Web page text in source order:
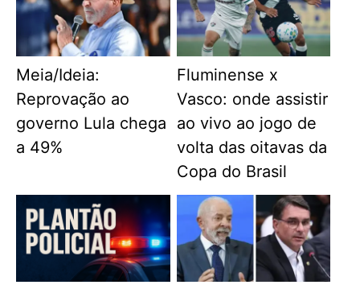
Meia/Ideia:
Reprovação ao
governo Lula chega
a 49%
Fluminense x
Vasco: onde assistir
ao vivo ao jogo de
volta das oitavas da
Copa do Brasil